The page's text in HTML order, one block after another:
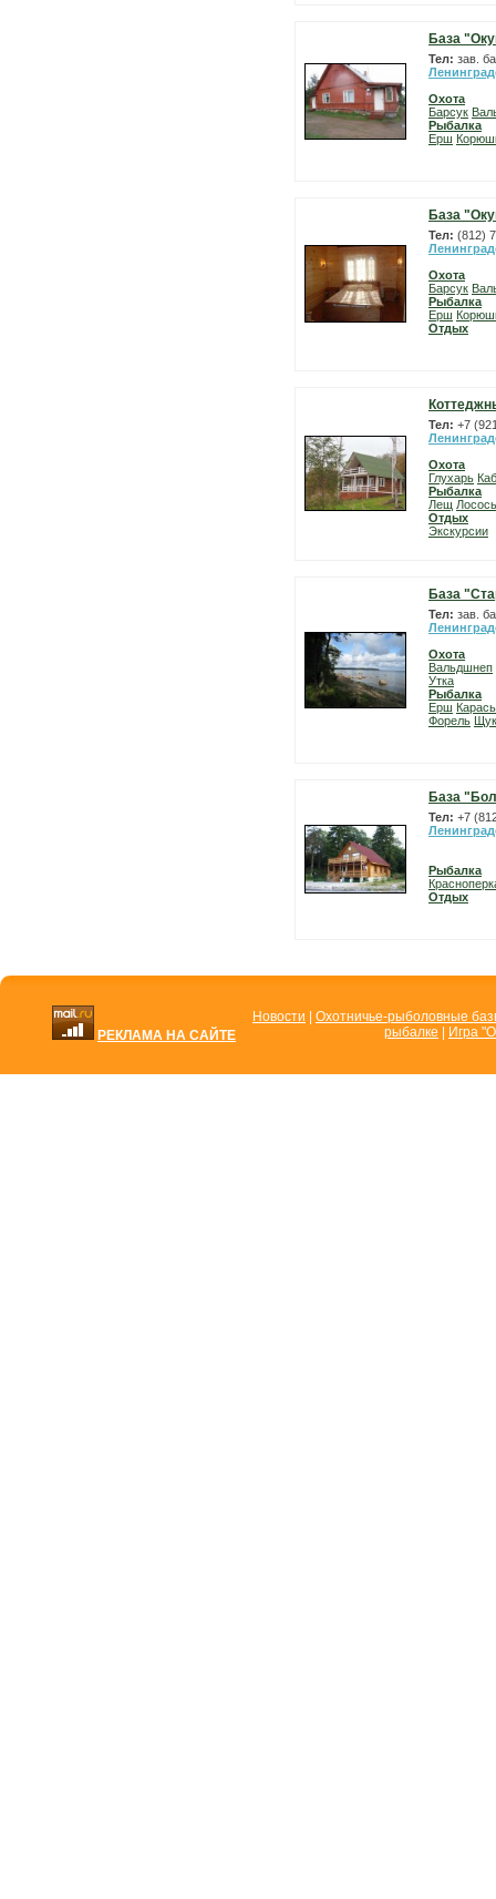
База
Тел: зав.
Охота
Барсук
Рыбалка
Ерш
База
Тел: (812)
Охота
Барсук
Рыбалка
Ерш
Отдых
Тел: +7
Охота
Глухарь
Рыбалка
Лещ Лосось
Отдых
Экскурсии
База
Тел: зав.
Охота
Вальдшнеп
Утка
Рыбалка
Ерш Карась
Форель
База
Тел: +7
Рыбалка
Отдых
РЕКЛАМА НА САЙТЕ
Новости
Охотничье-рыболовные
рыбалке
Игра